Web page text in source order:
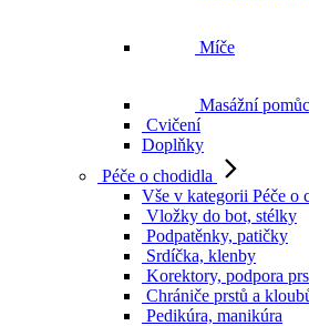
Míče
Masážní
Cvičení
Doplňky
Péče o chodidla
Vše v kategorii Péče o
Vložky do bot, stélky
Podpatěnky, patičky
Srdíčka, klenby
Korektory, podpora
Chrániče prstů a
Pedikúra, manikúra